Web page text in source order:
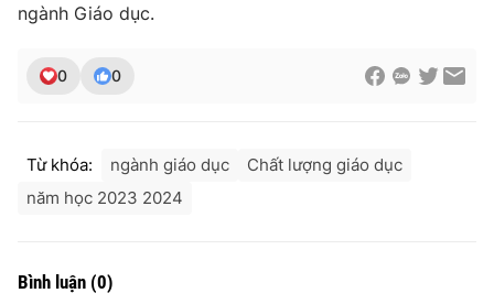
ngành Giáo dục.
0 0
Từ khóa: ngành giáo dục
Chất lượng giáo dục
năm học 2023 2024
Bình luận (0)